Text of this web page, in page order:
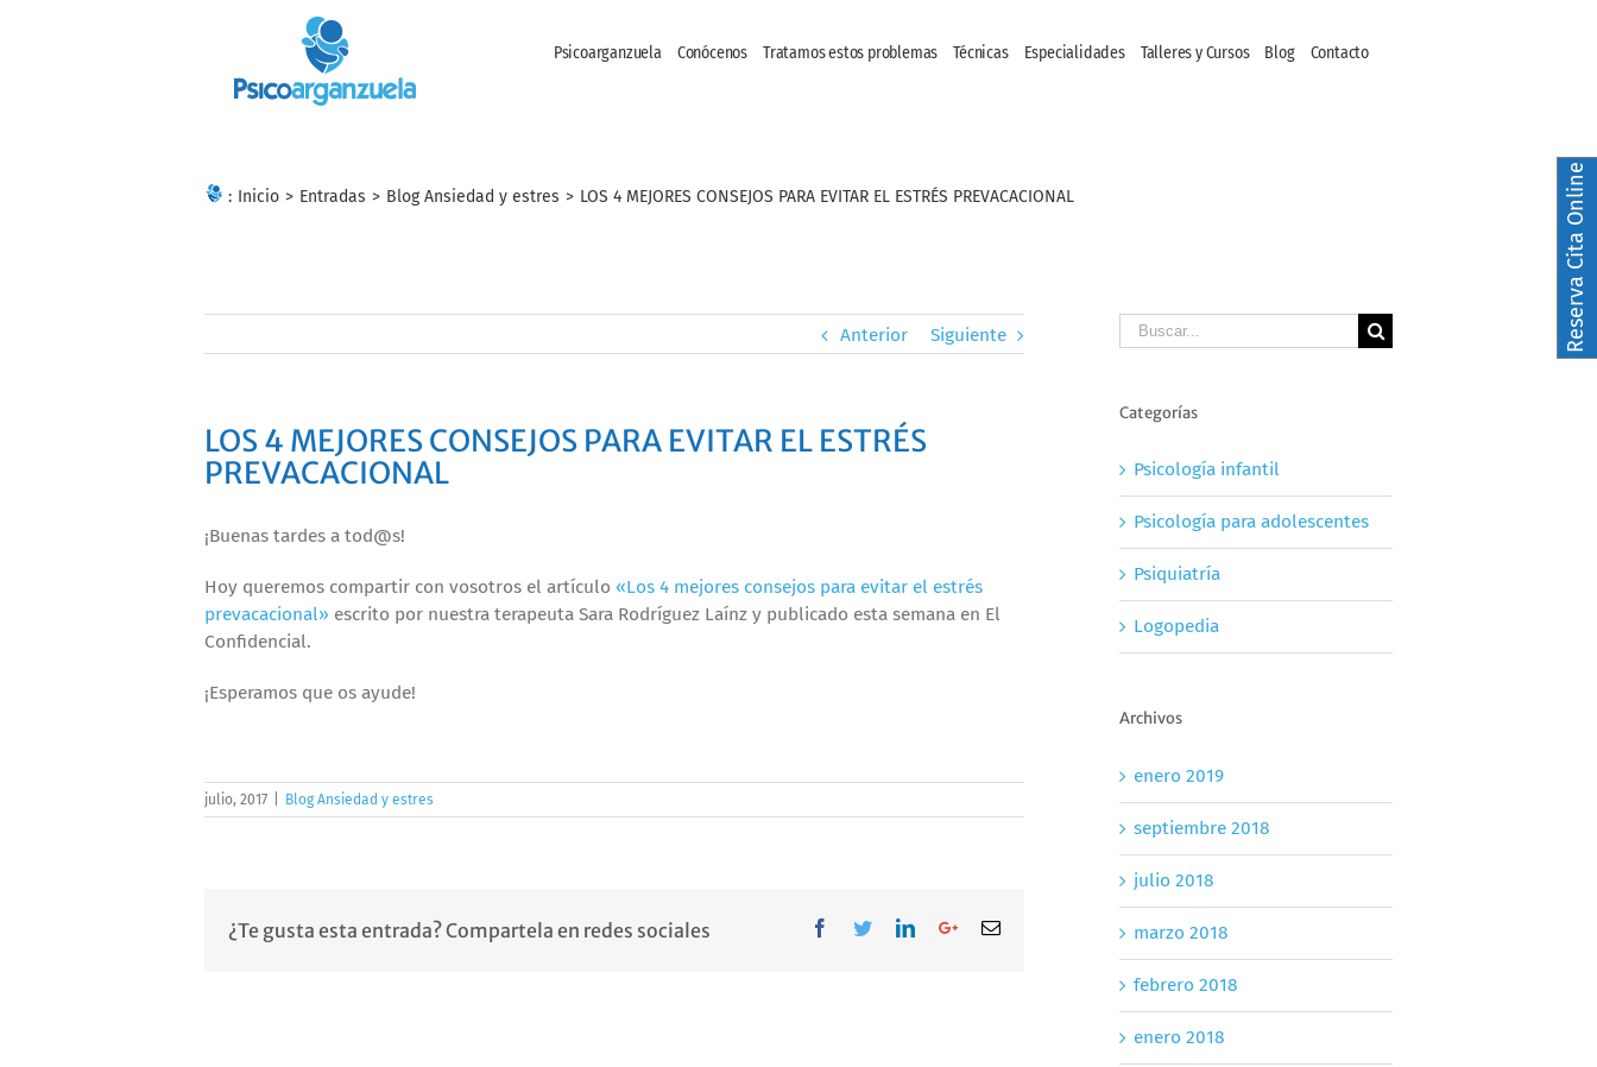
Psicoarganzuela Conócenos Tratamos estos problemas Técnicas Especialidades Talleres y Cursos Blog Contacto
: Inicio > Entradas > Blog Ansiedad y estres > LOS 4 MEJORES CONSEJOS PARA EVITAR EL ESTRÉS PREVACACIONAL
Anterior Siguiente
LOS 4 MEJORES CONSEJOS PARA EVITAR EL ESTRÉS
PREVACACIONAL
¡Buenas tardes a tod@s!
Hoy queremos compartir con vosotros el artículo «Los 4 mejores consejos para evitar el estrés
prevacacional» escrito por nuestra terapeuta Sara Rodríguez Laínz y publicado esta semana en El
Confidencial.
¡Esperamos que os ayude!
julio, 2017 Blog Ansiedad y estres
¿Te gusta esta entrada? Compartela en redes sociales Facebook
TwitterLinkedInGoogle+Email
Buscar
Categorías
Psicología infantil
Psicología para adolescentes
Psiquiatría
Logopedia
Archivos
enero 2019
septiembre 2018
julio 2018
marzo 2018
febrero 2018
enero 2018
Reserva Cita Online